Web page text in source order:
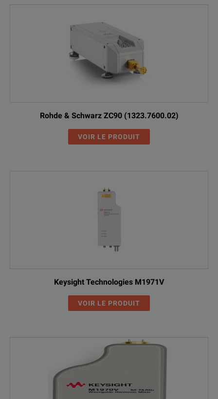
Rohde & Schwarz ZC90 (1323.7600.02)
VOIR LE PRODUIT
Keysight Technologies M1971V
VOIR LE PRODUIT